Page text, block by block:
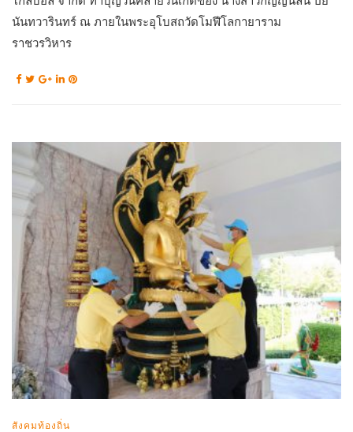
นันทวารินทร์ ณ ภายในพระอุโบสถวัดโมฬีโลกายาราม
ราชวรวิหาร
สังคมท้องถิ่น